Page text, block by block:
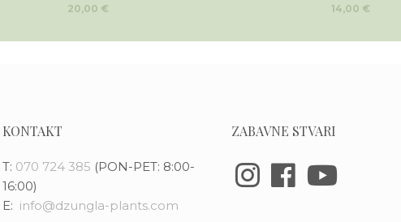
20,00 € 14,00 €
KONTAKT
T: 070 724 385 (PON-PET: 8:00-
16:00)
E: info@dzungla-plants.com
ZABAVNE STVARI